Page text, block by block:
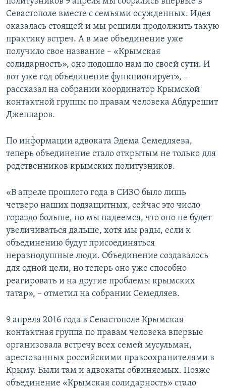
Севастополе вместе с семьями осужденных. Идея
оказалась стоящей и мы решили продолжить такую
практику встреч. А в мае объединение уже
получило свое название – «Крымская
солидарность», оно подошло нам по своей сути. И
вот уже год объединение функционирует», –
рассказал на собрании координатор Крымской
контактной группы по правам человека Абдурешит
Джеппаров.
По информации адвоката Эдема Семедляева,
теперь объединение стало открытым не только для
родственников крымских политузников.
«В апреле прошлого года в СИЗО было лишь
четверо наших подзащитных, сейчас это число
гораздо больше, но мы надеемся, что оно не будет
увеличиваться дальше, хотя мы рады, если к
объединению будут присоединяться
неравнодушные люди. Объединение создавалось
для одной цели, но теперь оно уже способно
реагировать и на другие проблемы крымских
татар», – отметил на собрании Семедляев.
9 апреля 2016 года в Севастополе Крымская
контактная группа по правам человека впервые
организовала встречу всех семей мусульман,
арестованных российскими правоохранителями в
Крыму. Были там и адвокаты обвиняемых. Позже
объединение «Крымская солидарность» стало